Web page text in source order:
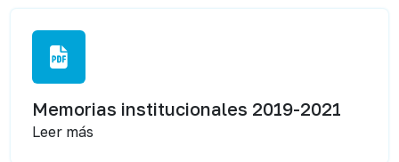
Memorias institucionales 2019-2021
Leer más